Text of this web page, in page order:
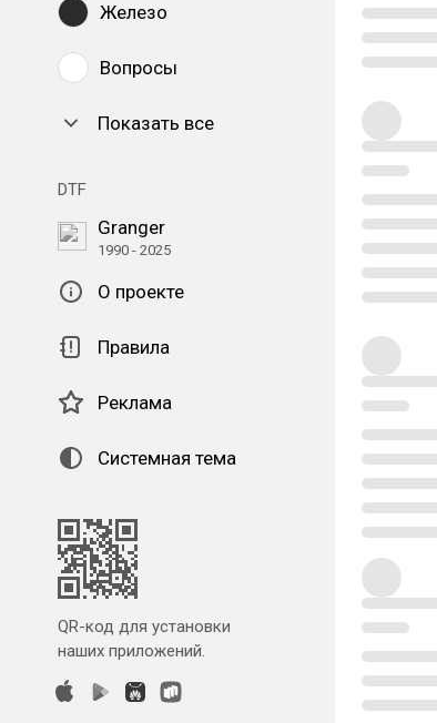
Железо
Вопросы
Показать все
DTF
Granger
1990 - 2025
О проекте
Правила
Реклама
Системная тема
QR-код для установки
наших приложений.